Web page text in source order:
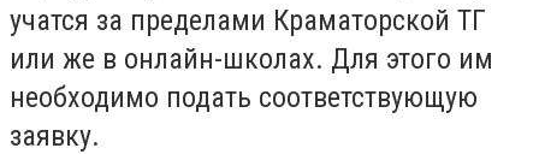
учатся за пределами Краматорской ТГ
или же в онлайн-школах. Для этого им
необходимо подать соответствующую
заявку.